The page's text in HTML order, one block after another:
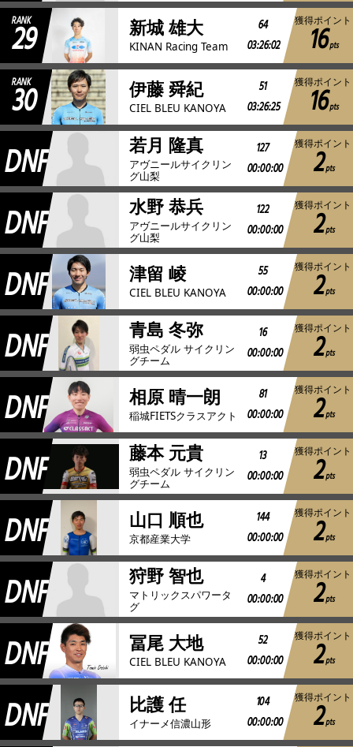
RANK
29 新城 雄大
KINAN Racing Team
64
03:26:02
獲得ポイント
16pts
RANK
30 伊藤 舜紀
CIEL BLEU KANOYA
51
03:26:25
獲得ポイント
16pts
DNF 若月 隆真
アヴニールサイクリン
グ山梨
127
00:00:00
獲得ポイント
2pts
DNF 水野 恭兵
アヴニールサイクリン
グ山梨
122
00:00:00
獲得ポイント
2pts
DNF 津留 崚
CIEL BLEU KANOYA
55
00:00:00
獲得ポイント
2pts
DNF 青島 冬弥
弱虫ペダル サイクリン
グチーム
16
00:00:00
獲得ポイント
2pts
DNF 相原 晴一朗
稲城FIETSクラスアクト
81
00:00:00
獲得ポイント
2pts
DNF 藤本 元貴
弱虫ペダル サイクリン
グチーム
13
00:00:00
獲得ポイント
2pts
DNF 山口 順也
京都産業大学
144
00:00:00
獲得ポイント
2pts
DNF 狩野 智也
マトリックスパワータ
グ
4
00:00:00
獲得ポイント
2pts
DNF 冨尾 大地
CIEL BLEU KANOYA
52
00:00:00
獲得ポイント
2pts
DNF 比護 任
イナーメ信濃山形
104
00:00:00
獲得ポイント
2pts